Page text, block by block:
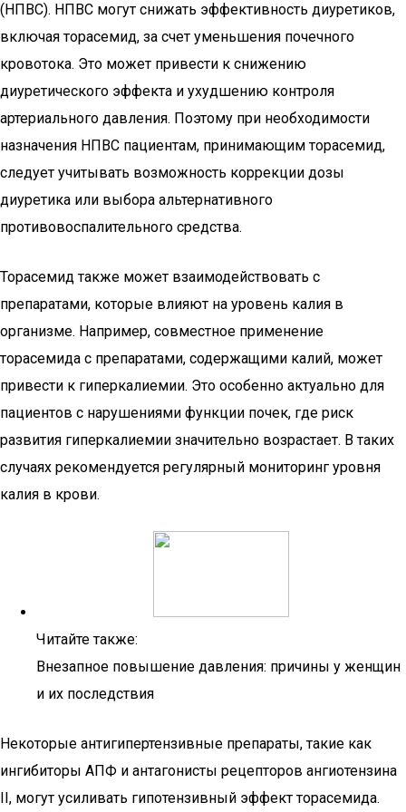
(НПВС). НПВС могут снижать эффективность диуретиков,
включая торасемид, за счет уменьшения почечного
кровотока. Это может привести к снижению
диуретического эффекта и ухудшению контроля
артериального давления. Поэтому при необходимости
назначения НПВС пациентам, принимающим торасемид,
следует учитывать возможность коррекции дозы
диуретика или выбора альтернативного
противовоспалительного средства.
Торасемид также может взаимодействовать с
препаратами, которые влияют на уровень калия в
организме. Например, совместное применение
торасемида с препаратами, содержащими калий, может
привести к гиперкалиемии. Это особенно актуально для
пациентов с нарушениями функции почек, где риск
развития гиперкалиемии значительно возрастает. В таких
случаях рекомендуется регулярный мониторинг уровня
калия в крови.
Читайте также:
Внезапное повышение давления: причины у женщин
и их последствия
Некоторые антигипертензивные препараты, такие как
ингибиторы АПФ и антагонисты рецепторов ангиотензина
II, могут усиливать гипотензивный эффект торасемида.